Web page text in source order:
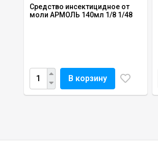
Средство инсектицидное от
моли АРМОЛЬ 140мл 1/8 1/48
В корзину